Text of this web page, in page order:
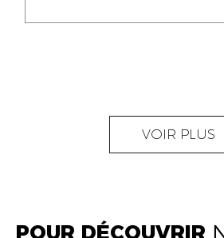
GHITA SFINY
OUMAIMA HABIBA
VOIR PLUS
POUR DÉCOUVRIR